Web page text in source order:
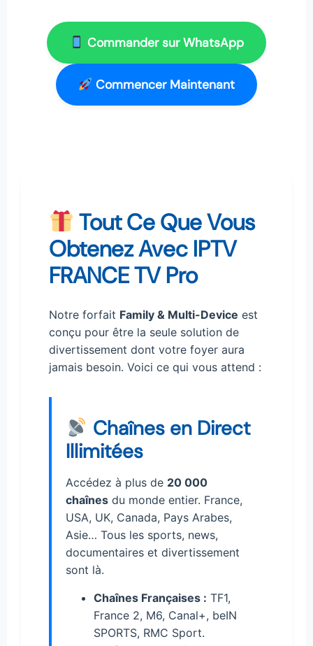
Commander sur WhatsApp
Commencer Maintenant
Tout Ce Que Vous
Obtenez Avec IPTV
FRANCE TV Pro
Notre forfait Family & Multi-Device est
conçu pour être la seule solution de
divertissement dont votre foyer aura
jamais besoin. Voici ce qui vous attend :
Chaînes en Direct
Illimitées
Accédez à plus de 20 000
chaînes du monde entier. France,
USA, UK, Canada, Pays Arabes,
Asie… Tous les sports, news,
documentaires et divertissement
sont là.
Chaînes Françaises : TF1,
France 2, M6, Canal+, beIN
SPORTS, RMC Sport.